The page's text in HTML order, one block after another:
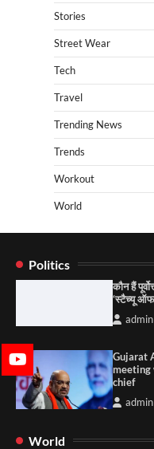
Stories
Street Wear
Tech
Travel
Trending News
Trends
Workout
World
Politics
कौन हैं
‘स्टैच्यू
admin
Gujarat
meeting
chief
admin
World